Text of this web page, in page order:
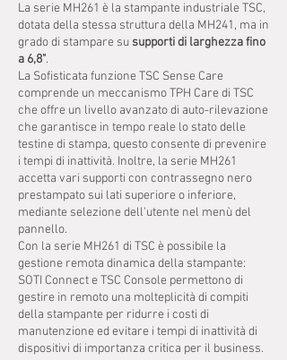
La serie MH261 è la stampante industriale TSC,
dotata della stessa struttura della MH241, ma in
grado di stampare su supportidi larghezza fino
a 6,8".
La Sofisticata funzione TSC Sense Care
comprende un meccanismo TPH Care di TSC
che offre un livello avanzato di auto-rilevazione
che garantisce in tempo reale lo stato delle
testine di stampa, questo consente di prevenire
i tempi di inattività. Inoltre, la serie MH261
accetta vari supporti con contrassegno nero
prestampato sui lati superiore o inferiore,
mediante selezione dell'utente nel menù del
pannello.
Con la serie MH261 di TSC è possibile la
gestione remota dinamica della stampante:
SOTI Connect e TSC Console permettono di
gestire in remoto una molteplicità di compiti
della stampante per ridurre i costi di
manutenzione ed evitare i tempi di inattività di
dispositivi di importanza critica per il business.